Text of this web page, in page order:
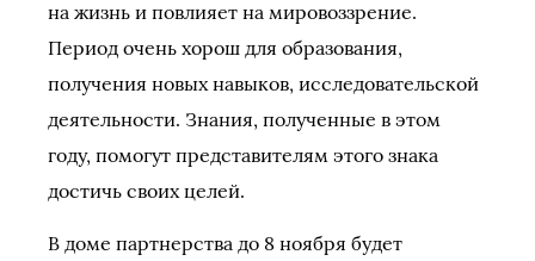
на жизнь и повлияет на мировоззрение.
Период очень хорош для образования,
получения новых навыков, исследовательской
деятельности. Знания, полученные в этом
году, помогут представителям этого знака
достичь своих целей.
В доме партнерства до 8 ноября будет